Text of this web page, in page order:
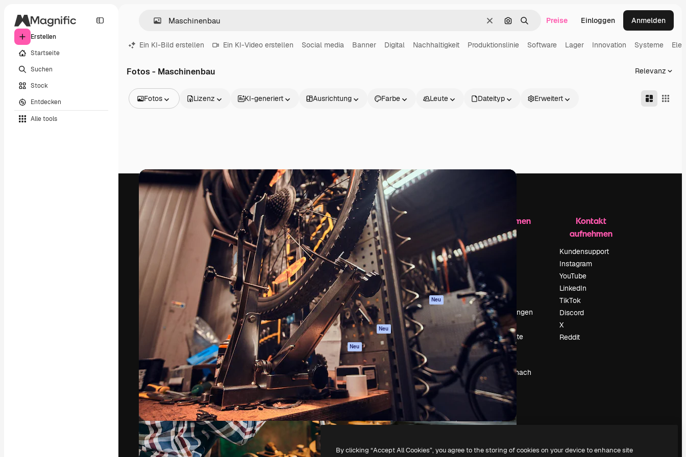
Erstellen
Startseite
Suchen
Stock
Entdecken
Alle tools
LöschenNach Bild suchen
SuchenPreise Einloggen Anmelden
Ein KI-Bild erstellen Ein KI-Video erstellen Social media Banner Digital Nachhaltigkeit Produktionslinie Software Lager Innovation Systeme
Fotos - Maschinenbau Relevanz
Fotos
Videos
Filmmaterial
Motion Graphics
Videovorlagen
Icons
3D-Modelle
Schriftarten
Lizenz KI-generiert Ausrichtung Farbe Leute Dateityp Erweitert
Die kreative Plattform, um deine beste
Arbeit zu verwirklichen. Mehr als 1 Million
Abonnenten unter Kreativen, Unternehmen,
Agenturen und Studios.
Deutsch
Produkte
Spaces
KI-Assistent
KI-Bildgenerator
KI-Videogenerator
KI-
Stimmengenerator
Stock-Inhalte
MCP für
Claude/ChatGPT
Neu
Agenten Neu
API
Mobile App
Alle Magnific-Tools
Academy
Dokumentation
Support
AGB
Datenschutzerklärung
Originale Neu
Cookie-Richtlinie
Vertrauenszentrum
Partner
Unternehmen
Unternehmen
Preise
Über uns
Karriere
Suchtrends
Blog
Veranstaltungen
Slidesgo
Deine Inhalte
verkaufen
Pressesaal
Suchst du nach
magnific.ai
Kontakt
aufnehmen
Kundensupport
Instagram
YouTube
LinkedIn
TikTok
Discord
X
Reddit
Copyright © 2010-2026Freepik Company S.L.U.Alle Rechte vorbehalten
By clicking “Accept All Cookies”, you agree to the storing of cookies on your device to enhance site